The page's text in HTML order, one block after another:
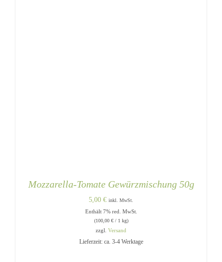
Mozzarella-Tomate Gewürzmischung 50g
5,00 € inkl. MwSt.
Enthält 7% red. MwSt.
(100,00 €/ 1 kg)
zzgl. Versand
Lieferzeit: ca. 3-4 Werktage